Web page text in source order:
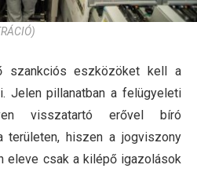
szankciós eszközöket kell a
Jelen pillanatban a felügyeleti
visszatartó erővel bíró
területen, hiszen a jogviszony
eleve csak a kilépő igazolások